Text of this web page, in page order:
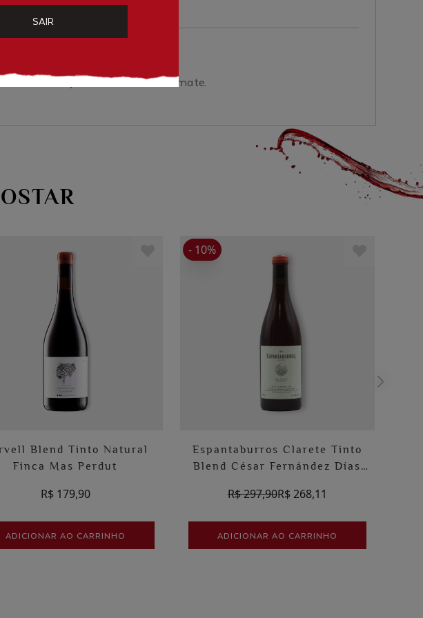
SAIR
seu terroir.
de berinjela com molho de tomate.
Blend Tinto Natural
Finca Mas Perdut
R$ 179,90
ADICIONAR AO CARRINHO
Espantaburros Clarete Tinto
Blend César Fernández Días
R$ 297,90R$ 268,11
- 10%
ADICIONAR AO CARRINHO